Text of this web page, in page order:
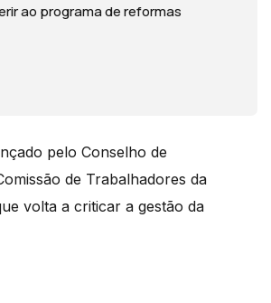
ao programa de reformas
pelo Conselho de
de Trabalhadores da
volta a criticar a gestão da